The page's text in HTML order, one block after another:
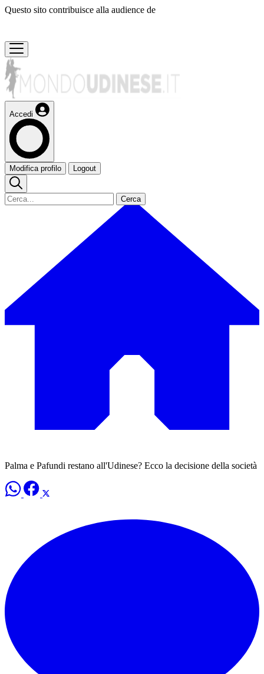
Questo sito contribuisce alla audience de
Accedi
Modifica profilo Logout
Cerca
Palma e Pafundi restano all'Udinese? Ecco la decisione della società